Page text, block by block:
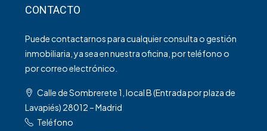
CONTACTO
Puede contactarnos para cualquier consulta o gestión
inmobiliaria, ya sea en nuestra oficina, por teléfono o
por correo electrónico.
Calle de Sombrerete 1, local B (Entrada por plaza de
Lavapiés) 28012 – Madrid
Teléfono